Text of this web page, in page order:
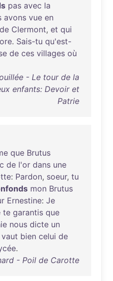
pas avec la
avons vue en
de Clermont, et qui
. Sais-tu qu'est-
de ces villages où
- Le tour de la
enfants: Devoir et
Patrie
que Brutus
de l'or dans une
: Pardon, soeur, tu
mon Brutus
Ernestine: Je
te garantis que
nous dicte un
vaut bien celui de
.
- Poil de Carotte